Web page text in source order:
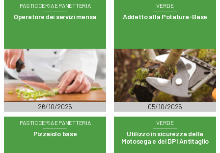
PASTICCERIA E PANETTERIA
Operatore dei servizi mensa
26/10/2026
VERDE
Addetto alla Potatura-Base
05/10/2026
PASTICCERIA E PANETTERIA
Pizzaiolo base
VERDE
Utilizzo in sicurezza della
Motosega e dei DPI Antitaglio